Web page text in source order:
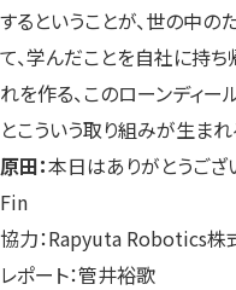
するということが、世の中の
て、学んだことを自社に持ち
れを作る、このローンディー
とこういう取り組みが生ま
原田：本日はありがとうござ
Fin
協力：Rapyuta Robotics株
レポート：管井裕歌